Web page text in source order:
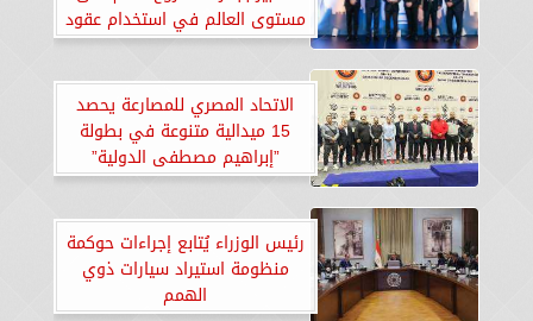
مستوى العالم في استخدام عقود
الفيديك «FIDIC»
الاتحاد المصري للمصارعة يحصد
15 ميدالية متنوعة في بطولة
”إبراهيم مصطفى الدولية”
رئيس الوزراء يُتابع إجراءات حوكمة
منظومة استيراد سيارات ذوي
الهمم